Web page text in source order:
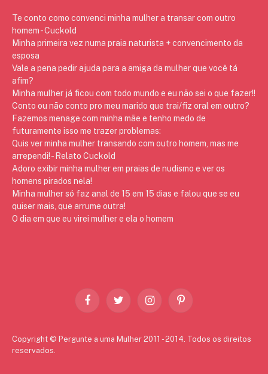
Te conto como convenci minha mulher a transar com outro
homem - Cuckold
Minha primeira vez numa praia naturista + convencimento da
esposa
Vale a pena pedir ajuda para a amiga da mulher que você tá
afim?
Minha mulher já ficou com todo mundo e eu não sei o que fazer!!
Conto ou não conto pro meu marido que trai/fiz oral em outro?
Fazemos menage com minha mãe e tenho medo de
futuramente isso me trazer problemas:
Quis ver minha mulher transando com outro homem, mas me
arrependi! - Relato Cuckold
Adoro exibir minha mulher em praias de nudismo e ver os
homens pirados nela!
Minha mulher só faz anal de 15 em 15 dias e falou que se eu
quiser mais, que arrume outra!
O dia em que eu virei mulher e ela o homem
FacebookTwitter InstagramPinterest
Copyright © Pergunte a uma Mulher 2011 - 2014. Todos os direitos
reservados.